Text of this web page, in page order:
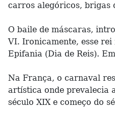
carros alegóricos, brigas
O baile de máscaras,
VI. Ironicamente, esse rei
Epifania (Dia de Reis).
Na França, o carnaval
artística onde prevalecia
século XIX e começo do